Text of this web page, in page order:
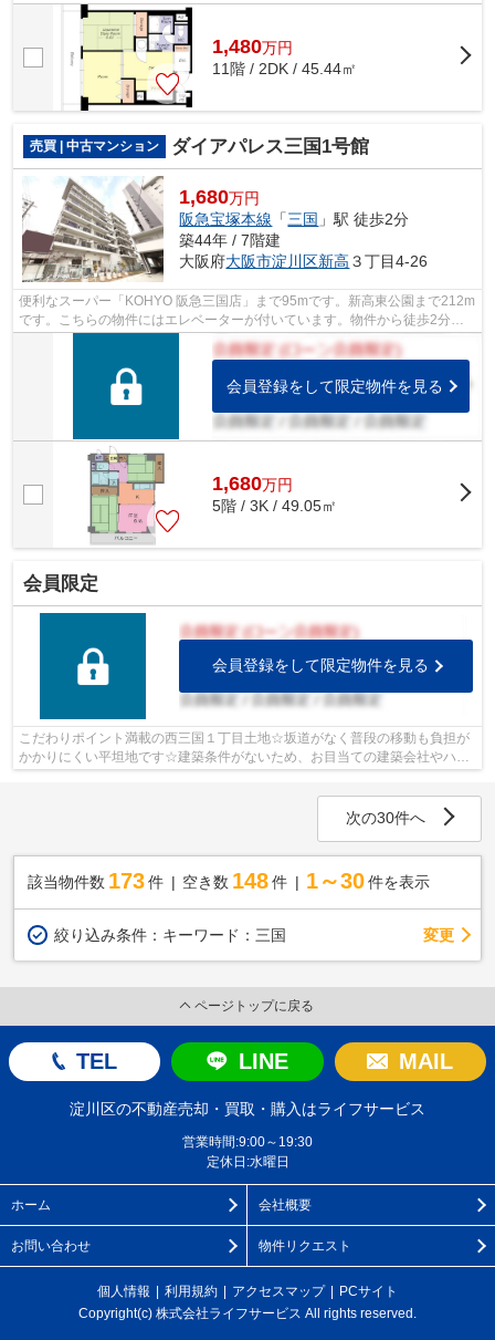
ります。共有部分も清潔感があり、綺麗...
1,480万円
11階 / 2DK / 45.44㎡
売買 | 中古マンション ダイアパレス三国1号館
1,680万円
阪急宝塚本線 「三国 」駅 徒歩2分
築44年 / 7階建
大阪府大阪市淀川区新高 ３丁目4-26
便利なスーパー「KOHYO 阪急三国店」まで95mです。新高東公園まで212m
です。こちらの物件にはエレベーターが付いています。物件から徒歩2分の
場所に駅があれば便利ですね。大阪市淀川...
会員登録をして限定物件を見る
1,680万円
5階 / 3K / 49.05㎡
会員限定
会員登録をして限定物件を見る
こだわりポイント満載の西三国１丁目土地☆坂道がなく普段の移動も負担が
かかりにくい平坦地です☆建築条件がないため、お目当ての建築会社やハウ
スメーカーで、思いのままのマイホーム...
次の30件へ
該当物件数 173件 空き数 148 件 1～30 件を表示
絞り込み条件： キーワード：三国 変更
ページトップに戻る
TEL LINE MAIL
淀川区の不動産売却・買取・購入はライフサービス
営業時間:9:00～19:30
定休日:水曜日
ホーム 会社概要
お問い合わせ 物件リクエスト
個人情報 利用規約 アクセスマップ
PCサイト
Copyright(c) 株式会社ライフサービス All rights reserved.